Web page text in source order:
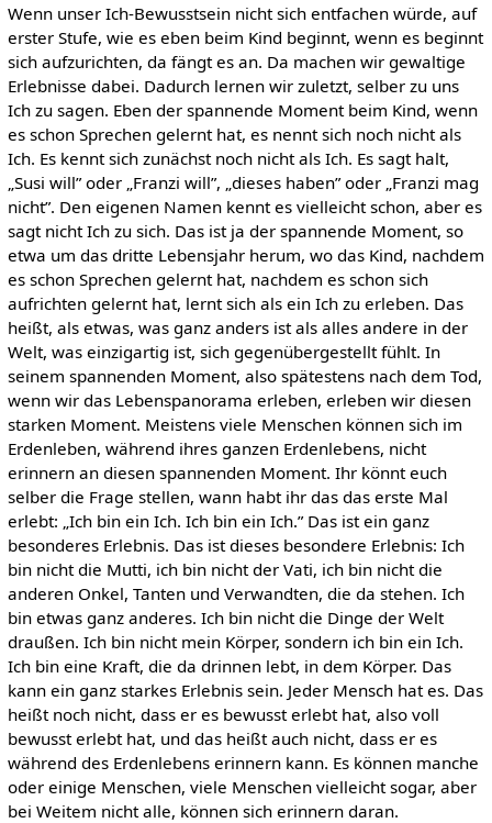
Wenn unser Ich-Bewusstsein nicht sich entfachen würde, auf
erster Stufe, wie es eben beim Kind beginnt, wenn es beginnt
sich aufzurichten, da fängt es an. Da machen wir gewaltige
Erlebnisse dabei. Dadurch lernen wir zuletzt, selber zu uns
Ich zu sagen. Eben der spannende Moment beim Kind, wenn
es schon Sprechen gelernt hat, es nennt sich noch nicht als
Ich. Es kennt sich zunächst noch nicht als Ich. Es sagt halt,
„Susi will” oder „Franzi will”, „dieses haben” oder „Franzi mag
nicht”. Den eigenen Namen kennt es vielleicht schon, aber es
sagt nicht Ich zu sich. Das ist ja der spannende Moment, so
etwa um das dritte Lebensjahr herum, wo das Kind, nachdem
es schon Sprechen gelernt hat, nachdem es schon sich
aufrichten gelernt hat, lernt sich als ein Ich zu erleben. Das
heißt, als etwas, was ganz anders ist als alles andere in der
Welt, was einzigartig ist, sich gegenübergestellt fühlt. In
seinem spannenden Moment, also spätestens nach dem Tod,
wenn wir das Lebenspanorama erleben, erleben wir diesen
starken Moment. Meistens viele Menschen können sich im
Erdenleben, während ihres ganzen Erdenlebens, nicht
erinnern an diesen spannenden Moment. Ihr könnt euch
selber die Frage stellen, wann habt ihr das das erste Mal
erlebt: „Ich bin ein Ich. Ich bin ein Ich.” Das ist ein ganz
besonderes Erlebnis. Das ist dieses besondere Erlebnis: Ich
bin nicht die Mutti, ich bin nicht der Vati, ich bin nicht die
anderen Onkel, Tanten und Verwandten, die da stehen. Ich
bin etwas ganz anderes. Ich bin nicht die Dinge der Welt
draußen. Ich bin nicht mein Körper, sondern ich bin ein Ich.
Ich bin eine Kraft, die da drinnen lebt, in dem Körper. Das
kann ein ganz starkes Erlebnis sein. Jeder Mensch hat es. Das
heißt noch nicht, dass er es bewusst erlebt hat, also voll
bewusst erlebt hat, und das heißt auch nicht, dass er es
während des Erdenlebens erinnern kann. Es können manche
oder einige Menschen, viele Menschen vielleicht sogar, aber
bei Weitem nicht alle, können sich erinnern daran.